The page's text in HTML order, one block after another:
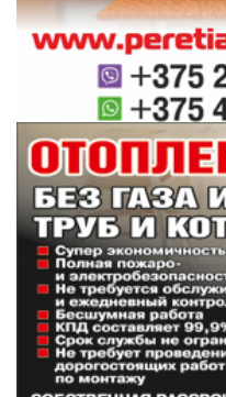
приедет. Но шансы,
у меня боевой.
После
Георгий планирует
перед
спартакиадой и
международном
посвященном
немецко-
юный спортсмен
упор на
что будет
турнирах по